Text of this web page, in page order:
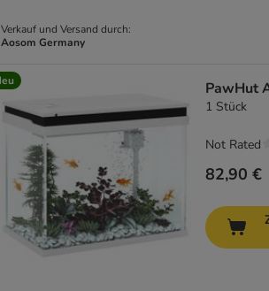
Verkauf und Versand durch:
Aosom Germany
PawHut
1 Stück
82,90 €
Not Rated